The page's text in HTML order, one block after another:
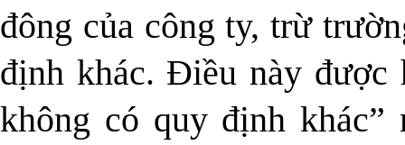
đông của công ty, trừ
định khác. Điều này
không có quy định